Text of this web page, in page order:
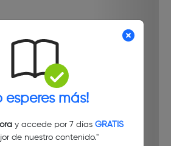
esperes más!
y accede por 7 días GRATIS
de nuestro contenido."